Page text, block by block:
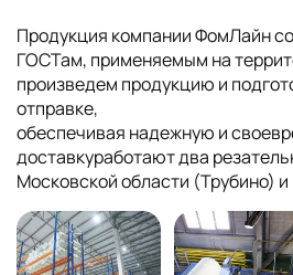
Продукция компании ФомЛайн
ГОСТам, применяемым на
произведем продукцию и
отправке,
обеспечивая надежную и
доставкуработают два
Московской области (Трубино)